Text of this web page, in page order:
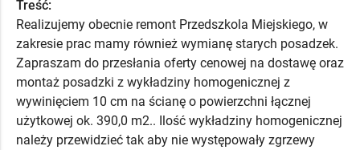
Treść:
Realizujemy obecnie remont Przedszkola Miejskiego, w
zakresie prac mamy również wymianę starych posadzek.
Zapraszam do przesłania oferty cenowej na dostawę oraz
montaż posadzki z wykładziny homogenicznej z
wywinięciem 10 cm na ścianę o powierzchni łącznej
użytkowej ok. 390,0 m2.. Ilość wykładziny homogenicznej
należy przewidzieć tak aby nie występowały zgrzewy